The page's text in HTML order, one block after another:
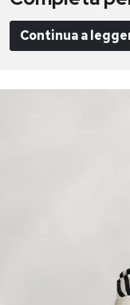
Continua a